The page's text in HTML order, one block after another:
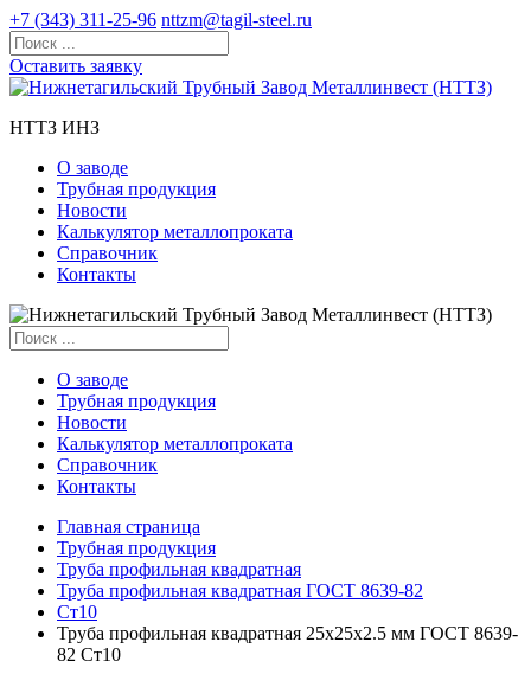
+7 (343) 311-25-96 nttzm@tagil-steel.ru
Оставить заявку
НТТЗ ИНЗ
О заводе
Трубная продукция
Новости
Калькулятор металлопроката
Справочник
Контакты
О заводе
Трубная продукция
Новости
Калькулятор металлопроката
Справочник
Контакты
Главная страница
Трубная продукция
Труба профильная квадратная
Труба профильная квадратная ГОСТ 8639-82
Ст10
Труба профильная квадратная 25x25x2.5 мм ГОСТ 8639-
82 Ст10